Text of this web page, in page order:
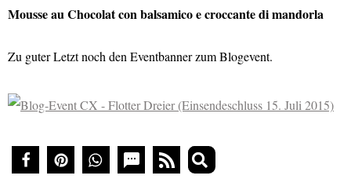
Mousse au Chocolat con balsamico e croccante di mandorla
Zu guter Letzt noch den Eventbanner zum Blogevent.